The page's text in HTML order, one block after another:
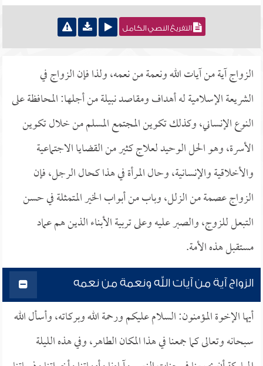
التفريغ النصي الكامل
الزواج آية من آيات الله ونعمة من نعمه، ولذا فإن الزواج في
الشريعة الإسلامية له أهداف ومقاصد نبيلة من أجلها: المحافظة على
النوع الإنساني، وكذلك تكوين المجتمع المسلم من خلال تكوين
الأسرة، وهو الحل الوحيد لعلاج كثير من القضايا الاجتماعية
والأخلاقية والإنسانية، وحال المرأة في هذا كحال الرجل، فإن
الزواج عصمة من الزلل، وباب من أبواب الخير المتمثلة في حسن
التبعل للزوج، والصبر عليه وعلى تربية الأبناء الذين هم عماد
مستقبل هذه الأمة.
الزواج آية من آيات الله ونعمة من نعمه
أيها الإخوة المؤمنون: السلام عليكم ورحمة الله وبركاته، وأسأل الله
سبحانه وتعالى كما جمعنا في هذا المكان الطاهر، وفي هذه الليلة